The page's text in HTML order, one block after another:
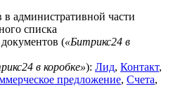
административной части
списка
(«Битрикс24 в
в коробке»): Лид, Контакт,
предложение, Счета,